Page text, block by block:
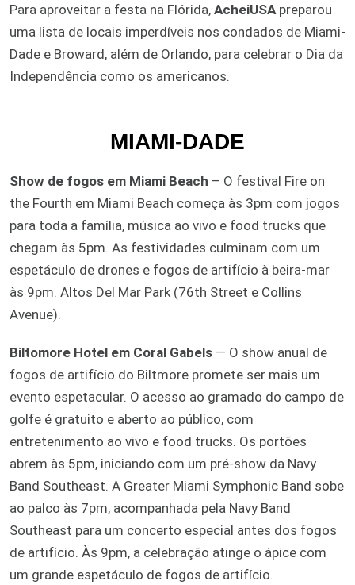
Para aproveitar a festa na Flórida, AcheiUSA preparou
uma lista de locais imperdíveis nos condados de Miami-
Dade e Broward, além de Orlando, para celebrar o Dia da
Independência como os americanos.
MIAMI-DADE
Show de fogos em Miami Beach – O festival Fire on
the Fourth em Miami Beach começa às 3pm com jogos
para toda a família, música ao vivo e food trucks que
chegam às 5pm. As festividades culminam com um
espetáculo de drones e fogos de artifício à beira-mar
às 9pm. Altos Del Mar Park (76th Street e Collins
Avenue).
Biltomore Hotel em Coral Gabels — O show anual de
fogos de artifício do Biltmore promete ser mais um
evento espetacular. O acesso ao gramado do campo de
golfe é gratuito e aberto ao público, com
entretenimento ao vivo e food trucks. Os portões
abrem às 5pm, iniciando com um pré-show da Navy
Band Southeast. A Greater Miami Symphonic Band sobe
ao palco às 7pm, acompanhada pela Navy Band
Southeast para um concerto especial antes dos fogos
de artifício. Às 9pm, a celebração atinge o ápice com
um grande espetáculo de fogos de artifício.